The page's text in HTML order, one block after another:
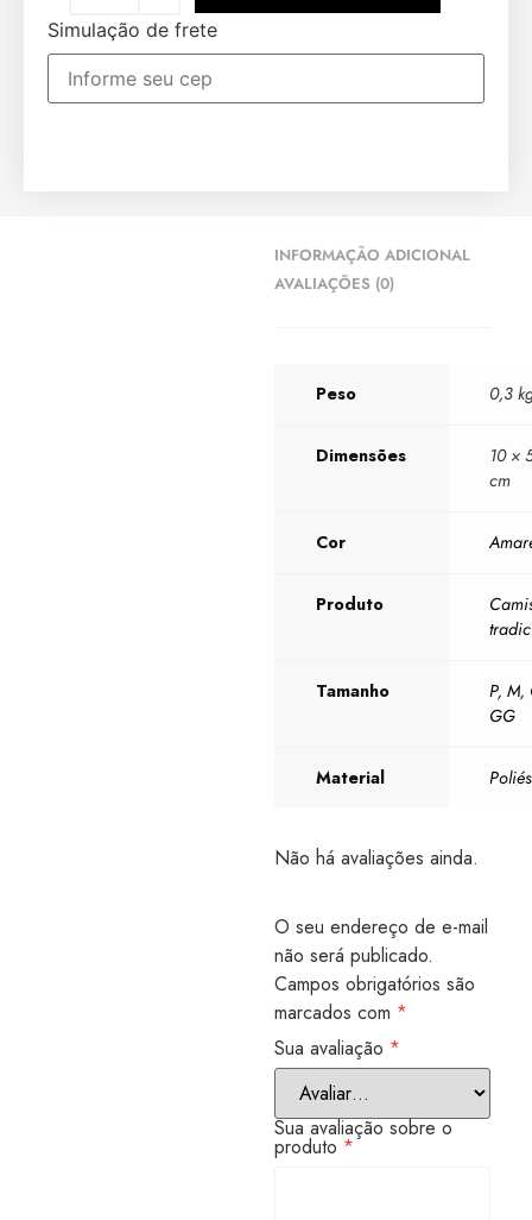
Simulação de frete
INFORMAÇÃO ADICIONAL
AVALIAÇÕES (0)
Peso 0,3
Dimensões
10 ×
cm
Cor
Produto
Tamanho P,M,
GG
Material
Não há avaliações ainda.
O seu endereço de e-mail
não será publicado.
Campos obrigatórios são
marcados com *
Sua avaliação *
Sua avaliação sobre o
produto *